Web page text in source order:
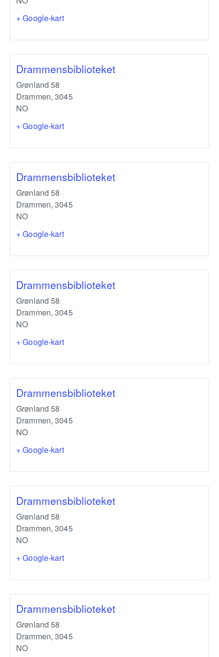
+ Google-kart
Drammensbiblioteket
Grønland 58
Drammen, 3045
NO
+ Google-kart
Drammensbiblioteket
Grønland 58
Drammen, 3045
NO
+ Google-kart
Drammensbiblioteket
Grønland 58
Drammen, 3045
NO
+ Google-kart
Drammensbiblioteket
Grønland 58
Drammen, 3045
NO
+ Google-kart
Drammensbiblioteket
Grønland 58
Drammen, 3045
NO
+ Google-kart
Drammensbiblioteket
Grønland 58
Drammen, 3045
NO